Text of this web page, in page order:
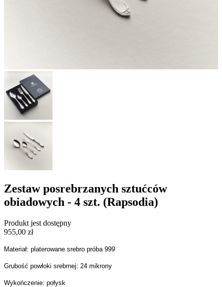
Zestaw posrebrzanych sztućców
obiadowych - 4 szt. (Rapsodia)
Produkt jest dostępny
955,00 zł
Materiał: platerowane srebro próba 999
Grubość powłoki srebrnej: 24 mikrony
Wykończenie: połysk